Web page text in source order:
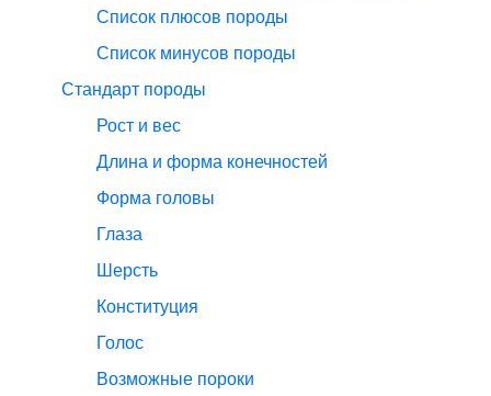
Список плюсов породы
Список минусов породы
Стандарт породы
Рост и вес
Длина и форма конечностей
Форма головы
Глаза
Шерсть
Конституция
Голос
Возможные пороки